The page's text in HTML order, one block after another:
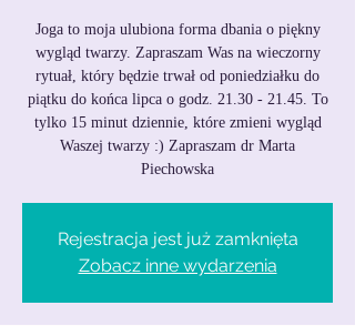
Joga to moja ulubiona forma dbania o piękny
wygląd twarzy. Zapraszam Was na wieczorny
rytuał, który będzie trwał od poniedziałku do
piątku do końca lipca o godz. 21.30 - 21.45. To
tylko 15 minut dziennie, które zmieni wygląd
Waszej twarzy :) Zapraszam dr Marta
Piechowska
Rejestracja jest już zamknięta
Zobacz inne wydarzenia